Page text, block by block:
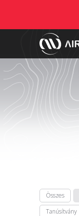
Összes
Tanúsítvány